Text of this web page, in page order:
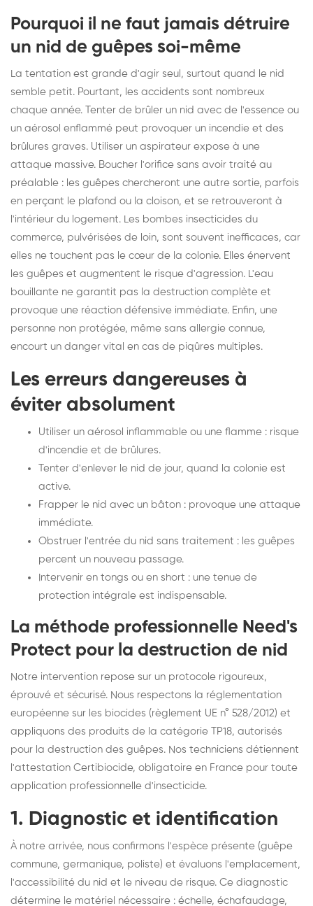
Pourquoi il ne faut jamais détruire
un nid de guêpes soi-même
La tentation est grande d'agir seul, surtout quand le nid
semble petit. Pourtant, les accidents sont nombreux
chaque année. Tenter de brûler un nid avec de l'essence ou
un aérosol enflammé peut provoquer un incendie et des
brûlures graves. Utiliser un aspirateur expose à une
attaque massive. Boucher l'orifice sans avoir traité au
préalable : les guêpes chercheront une autre sortie, parfois
en perçant le plafond ou la cloison, et se retrouveront à
l'intérieur du logement. Les bombes insecticides du
commerce, pulvérisées de loin, sont souvent inefficaces, car
elles ne touchent pas le cœur de la colonie. Elles énervent
les guêpes et augmentent le risque d'agression. L'eau
bouillante ne garantit pas la destruction complète et
provoque une réaction défensive immédiate. Enfin, une
personne non protégée, même sans allergie connue,
encourt un danger vital en cas de piqûres multiples.
Les erreurs dangereuses à
éviter absolument
Utiliser un aérosol inflammable ou une flamme : risque
d'incendie et de brûlures.
Tenter d'enlever le nid de jour, quand la colonie est
active.
Frapper le nid avec un bâton : provoque une attaque
immédiate.
Obstruer l'entrée du nid sans traitement : les guêpes
percent un nouveau passage.
Intervenir en tongs ou en short : une tenue de
protection intégrale est indispensable.
La méthode professionnelle Need's
Protect pour la destruction de nid
Notre intervention repose sur un protocole rigoureux,
éprouvé et sécurisé. Nous respectons la réglementation
européenne sur les biocides (règlement UE n° 528/2012) et
appliquons des produits de la catégorie TP18, autorisés
pour la destruction des guêpes. Nos techniciens détiennent
l'attestation Certibiocide, obligatoire en France pour toute
application professionnelle d'insecticide.
1. Diagnostic et identification
À notre arrivée, nous confirmons l'espèce présente (guêpe
commune, germanique, poliste) et évaluons l'emplacement,
l'accessibilité du nid et le niveau de risque. Ce diagnostic
détermine le matériel nécessaire : échelle, échafaudage,